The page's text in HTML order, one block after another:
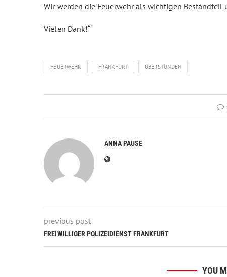
Wir werden die Feuerwehr als wichtigen
Vielen Dank!“
FEUERWEHR FRANKFURT ÜBERSTUNDEN
ANNA PAUSE
previous post
FREIWILLIGER POLIZEIDIENST FRANKFURT
YOU